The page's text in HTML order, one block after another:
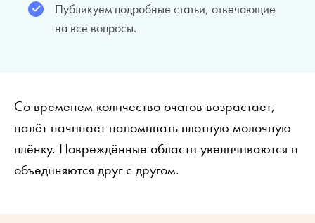
Публикуем подробные статьи, отвечающие
на все вопросы.
Со временем количество очагов возрастает,
налёт начинает напоминать плотную молочную
плёнку. Повреждённые области увеличиваются и
объединяются друг с другом.